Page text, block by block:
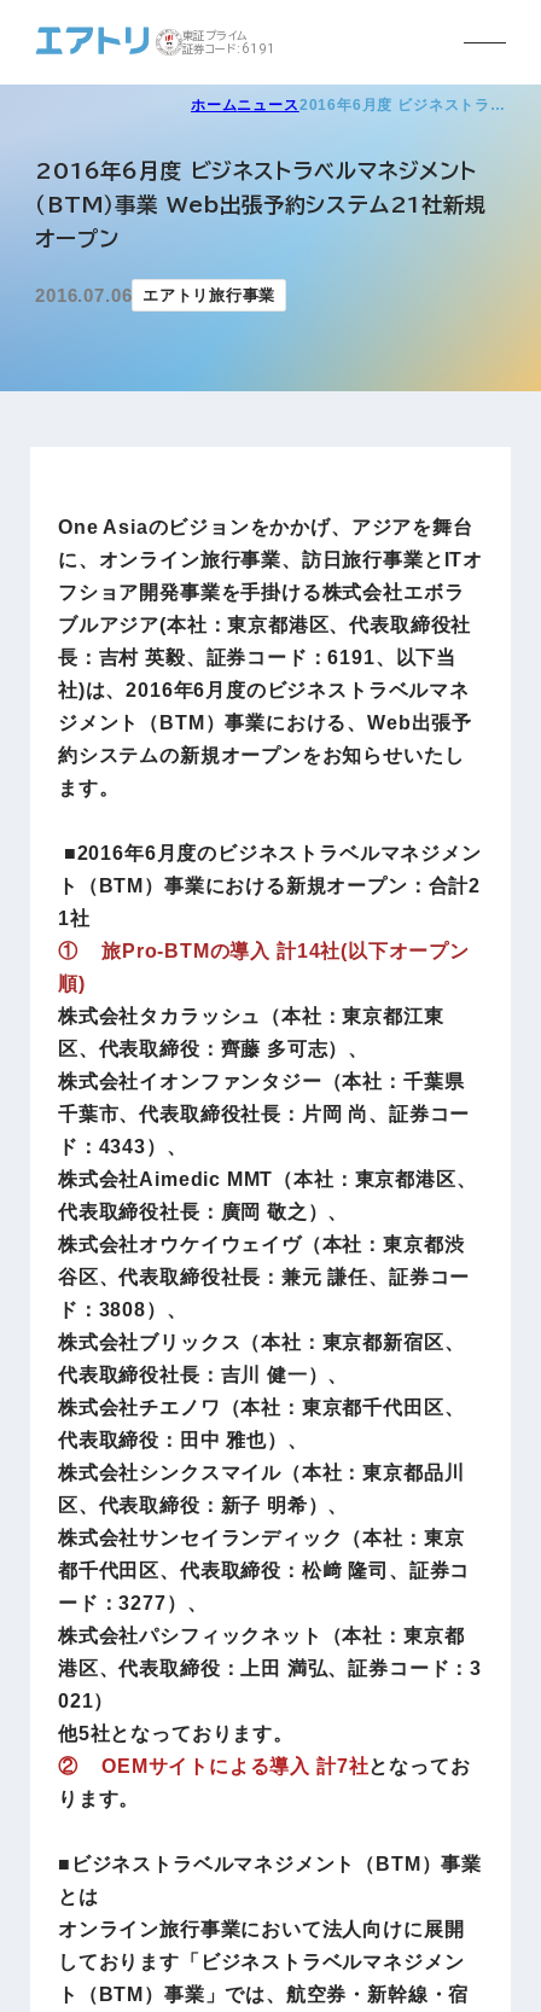
東証プライム
証券コード:6191
ホームニュース2016年6月度 ビジネストラ…
2016年6月度 ビジネストラベルマネジメント
（BTM）事業 Web出張予約システム21社新規
オープン
2016.07.06 エアトリ旅行事業
One Asiaのビジョンをかかげ、アジアを舞台
に、オンライン旅行事業、訪日旅行事業とITオ
フショア開発事業を手掛ける株式会社エボラ
ブルアジア(本社：東京都港区、代表取締役社
長：吉村 英毅、証券コード：6191、以下当
社)は、2016年6月度のビジネストラベルマネ
ジメント（BTM）事業における、Web出張予
約システムの新規オープンをお知らせいたし
ます。
■2016年6月度のビジネストラベルマネジメン
ト（BTM）事業における新規オープン：合計2
1社
① 旅Pro-BTMの導入 計14社(以下オープン
順)
株式会社タカラッシュ（本社：東京都江東
区、代表取締役：齊藤 多可志）、
株式会社イオンファンタジー（本社：千葉県
千葉市、代表取締役社長：片岡 尚、証券コー
ド：4343）、
株式会社Aimedic MMT（本社：東京都港区、
代表取締役社長：廣岡 敬之）、
株式会社オウケイウェイヴ（本社：東京都渋
谷区、代表取締役社長：兼元 謙任、証券コー
ド：3808）、
株式会社ブリックス（本社：東京都新宿区、
代表取締役社長：吉川 健一）、
株式会社チエノワ（本社：東京都千代田区、
代表取締役：田中 雅也）、
株式会社シンクスマイル（本社：東京都品川
区、代表取締役：新子 明希）、
株式会社サンセイランディック（本社：東京
都千代田区、代表取締役：松﨑 隆司、証券コ
ード：3277）、
株式会社パシフィックネット（本社：東京都
港区、代表取締役：上田 満弘、証券コード：3
021）
他5社となっております。
② OEMサイトによる導入 計7社となってお
ります。
■ビジネストラベルマネジメント（BTM）事業
とは
オンライン旅行事業において法人向けに展開
しております「ビジネストラベルマネジメン
ト（BTM）事業」では、航空券・新幹線・宿